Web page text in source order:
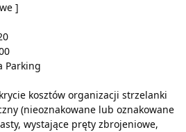
]
Parking
kosztów organizacji strzelanki
(nieoznakowane lub oznakowane
wystające pręty zbrojeniowe,